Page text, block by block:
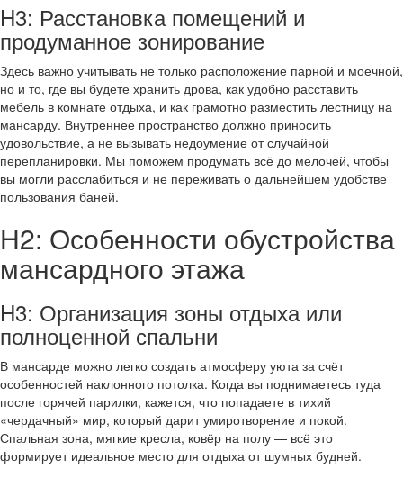
H3: Расстановка помещений и
продуманное зонирование
Здесь важно учитывать не только расположение парной и моечной,
но и то, где вы будете хранить дрова, как удобно расставить
мебель в комнате отдыха, и как грамотно разместить лестницу на
мансарду. Внутреннее пространство должно приносить
удовольствие, а не вызывать недоумение от случайной
перепланировки. Мы поможем продумать всё до мелочей, чтобы
вы могли расслабиться и не переживать о дальнейшем удобстве
пользования баней.
H2: Особенности обустройства
мансардного этажа
H3: Организация зоны отдыха или
полноценной спальни
В мансарде можно легко создать атмосферу уюта за счёт
особенностей наклонного потолка. Когда вы поднимаетесь туда
после горячей парилки, кажется, что попадаете в тихий
«чердачный» мир, который дарит умиротворение и покой.
Спальная зона, мягкие кресла, ковёр на полу — всё это
формирует идеальное место для отдыха от шумных будней.